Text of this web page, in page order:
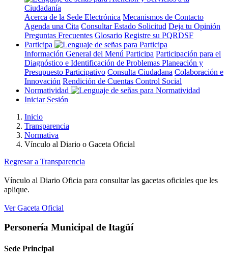
Acerca de la Sede Electrónica Mecanismos de Contacto
Agenda una Cita Consultar Estado Solicitud Deja tu Opinión
Preguntas Frecuentes Glosario Registre su PQRDSF
Participa
Información General del Menú Participa Participación para el
Diagnóstico e Identificación de Problemas Planeación y
Presupuesto Participativo Consulta Ciudadana Colaboración e
Innovación Rendición de Cuentas Control Social
Normatividad
Iniciar Sesión
Inicio
Transparencia
Normativa
Vínculo al Diario o Gaceta Oficial
Regresar a Transparencia
Vínculo al Diario Oficia para consultar las gacetas oficiales que les
aplique.
Ver Gaceta Oficial
Personería Municipal de Itagüí
Sede Principal